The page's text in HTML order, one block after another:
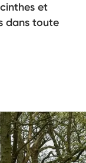
et
dans toute